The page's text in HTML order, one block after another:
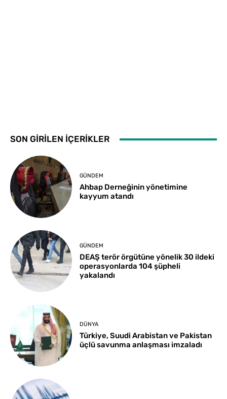
SON GİRİLEN İÇERİKLER
GÜNDEM
Ahbap Derneğinin yönetimine
kayyum atandı
GÜNDEM
DEAŞ terör örgütüne yönelik 30 ildeki
operasyonlarda 104 şüpheli
yakalandı
DÜNYA
Türkiye, Suudi Arabistan ve Pakistan
üçlü savunma anlaşması imzaladı